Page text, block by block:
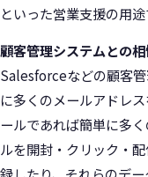
といった営業支援の用途
顧客管理システムとの
Salesforceなどの顧客
に多くのメールアドレ
ールであれば簡単に多
ルを開封・クリック・